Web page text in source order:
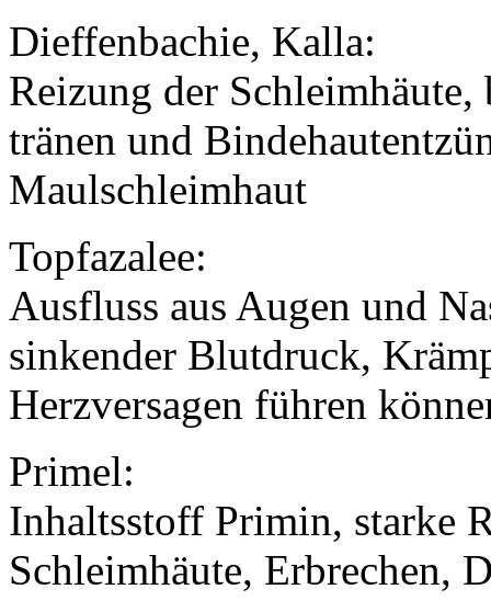
Dieffenbachie, Kalla:
Reizung der
tränen und
Maulschleimhaut
Topfazalee:
Ausfluss aus Augen und
sinkender Blutdruck,
Herzversagen führen
Primel:
Inhaltsstoff Primin, starke
Schleimhäute, Erbrechen,